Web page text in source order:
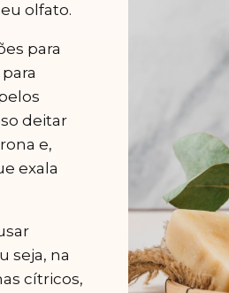
olfato.
para
deitar
e,
exala
seja, na
cítricos,